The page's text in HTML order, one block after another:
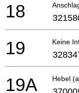
18
Keine
19
Hebel
19A